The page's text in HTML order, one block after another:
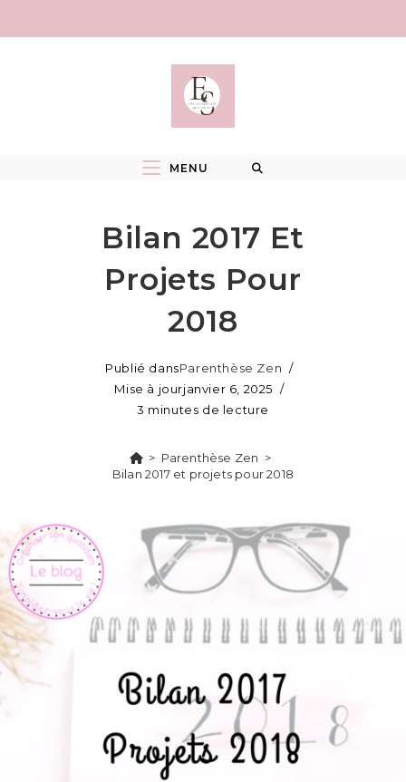
MENU
Bilan 2017 Et
Projets Pour
2018
Publié dansParenthèse Zen
Mise à jourjanvier 6, 2025
3 minutes de lecture
> Parenthèse Zen >
Bilan 2017 et projets pour 2018